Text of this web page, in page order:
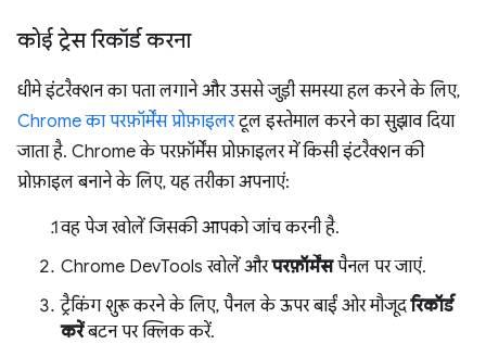
कोई ट्रेस रिकॉर्ड करना
धीमे इंटरैक्शन का पता लगाने और उससे जुड़ी समस्या हल करने के लिए,
Chrome का परफ़ॉर्मेंस प्रोफ़ाइलरटूल इस्तेमाल करने का सुझाव दिया
जाता है. Chrome के परफ़ॉर्मेंस प्रोफ़ाइलर में किसी इंटरैक्शन की
प्रोफ़ाइल बनाने के लिए, यह तरीका अपनाएं:
वह पेज खोलें जिसकी आपको जांच करनी है.
Chrome DevTools खोलें औरपरफ़ॉर्मेंसपैनल पर जाएं.
ट्रैकिंग शुरू करने के लिए, पैनल के ऊपर बाईं ओर मौजूदरिकॉर्ड
करेंबटन पर क्लिक करें.